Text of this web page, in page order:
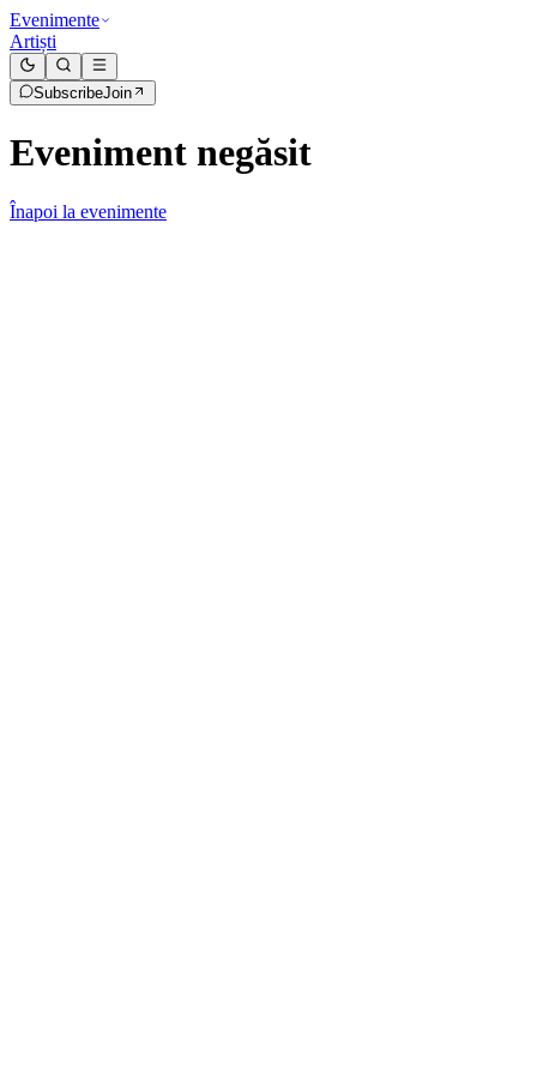
Evenimente
Artiști
SubscribeJoin
Eveniment negăsit
Înapoi la evenimente